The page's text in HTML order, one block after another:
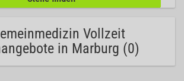
Vollzeit
in Marburg (0)